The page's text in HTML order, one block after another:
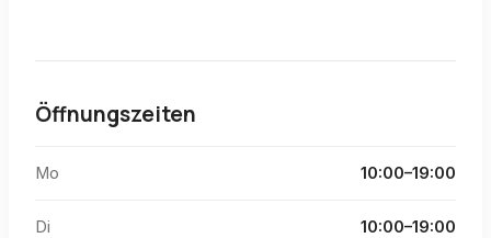
Öffnungszeiten
Mo 10:00–19:00
Di 10:00–19:00